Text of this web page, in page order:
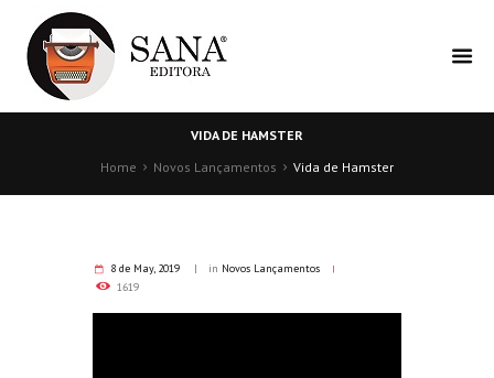
VIDA DE HAMSTER
Home
Novos Lançamentos Vida de Hamster
8 de May, 2019 in Novos Lançamentos
1619